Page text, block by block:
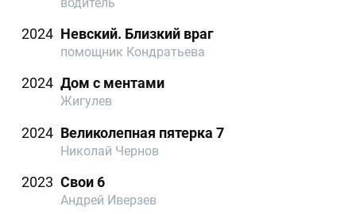
2024 Невский. Близкий враг
помощник Кондратьева
2024 Дом с ментами
Жигулев
2024 Великолепная пятерка 7
Николай Чернов
2023 Свои 6
Андрей Иверзев